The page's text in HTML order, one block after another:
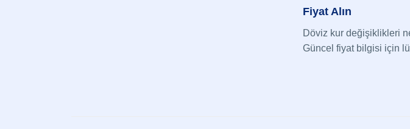
Fiyat Alın
Döviz kur değişiklikleri
Güncel fiyat bilgisi için